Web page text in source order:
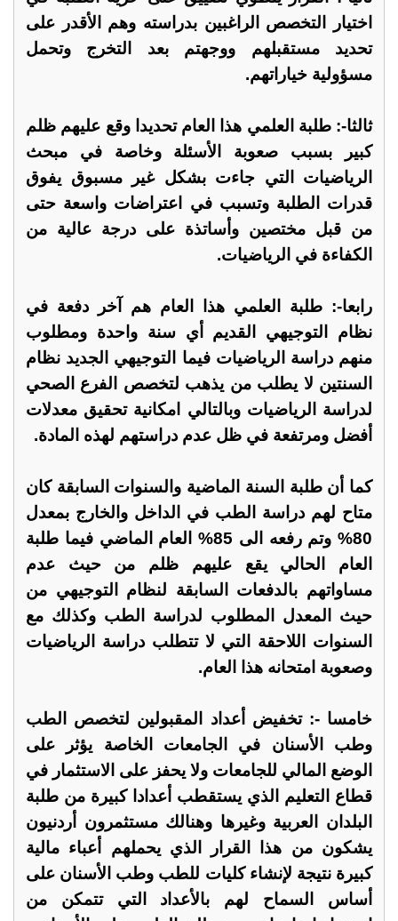
اختيار التخصص الراغبين بدراسته وهم الأقدر على
تحديد مستقبلهم ووجهتم بعد التخرج وتحمل
مسؤولية خياراتهم.
ثالثا-: طلبة العلمي هذا العام تحديدا وقع عليهم ظلم
كبير بسبب صعوبة الأسئلة وخاصة في مبحث
الرياضيات التي جاءت بشكل غير مسبوق يفوق
قدرات الطلبة وتسبب في اعتراضات واسعة حتى
من قبل مختصين وأساتذة على درجة عالية من
الكفاءة في الرياضيات.
رابعا-: طلبة العلمي هذا العام هم آخر دفعة في
نظام التوجيهي القديم أي سنة واحدة ومطلوب
منهم دراسة الرياضيات فيما التوجيهي الجديد نظام
السنتين لا يطلب من يذهب لتخصص الفرع الصحي
لدراسة الرياضيات وبالتالي امكانية تحقيق معدلات
أفضل ومرتفعة في ظل عدم دراستهم لهذه المادة.
كما أن طلبة السنة الماضية والسنوات السابقة كان
متاح لهم دراسة الطب في الداخل والخارج بمعدل
80% وتم رفعه الى 85% العام الماضي فيما طلبة
العام الحالي يقع عليهم ظلم من حيث عدم
مساواتهم بالدفعات السابقة لنظام التوجيهي من
حيث المعدل المطلوب لدراسة الطب وكذلك مع
السنوات اللاحقة التي لا تتطلب دراسة الرياضيات
وصعوبة امتحانه هذا العام.
خامسا -: تخفيض أعداد المقبولين لتخصص الطب
وطب الأسنان في الجامعات الخاصة يؤثر على
الوضع المالي للجامعات ولا يحفز على الاستثمار في
قطاع التعليم الذي يستقطب أعدادا كبيرة من طلبة
البلدان العربية وغيرها وهنالك مستثمرون أردنيون
يشكون من هذا القرار الذي يحملهم أعباء مالية
كبيرة نتيجة لإنشاء كليات للطب وطب الأسنان على
أساس السماح لهم بالأعداد التي تتمكن من